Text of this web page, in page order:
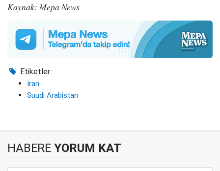
Kaynak: Mepa News
Etiketler :
İran
Suudi Arabistan
HABERE YORUM KAT